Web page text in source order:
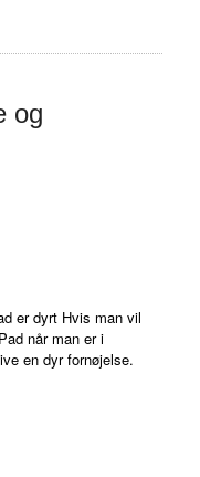
og
er dyrt Hvis man vil
når man er i
en dyr fornøjelse.